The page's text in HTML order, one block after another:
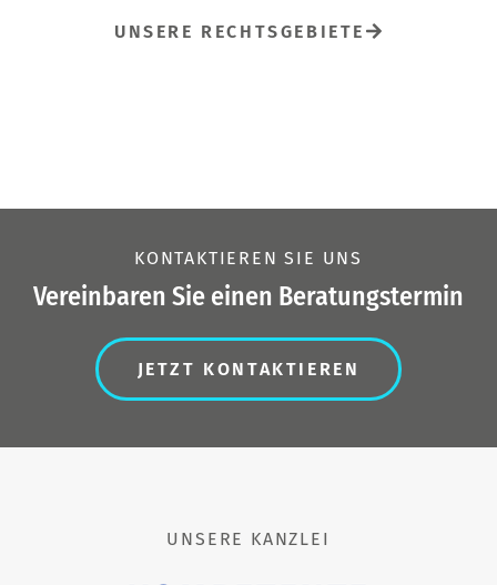
UNSERE RECHTSGEBIETE
KONTAKTIEREN SIE UNS
Vereinbaren Sie einen Beratungstermin
JETZT KONTAKTIEREN
UNSERE KANZLEI